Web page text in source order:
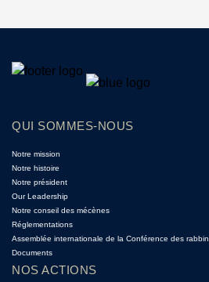
QUI SOMMES-NOUS
Notre mission
Notre histoire
Notre président
Our Leadership
Notre conseil des mécènes
Réglementations
Assemblée internationale de la Conférence des
Documents
NOS ACTIONS